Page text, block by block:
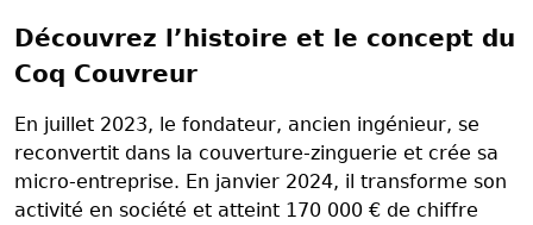
Découvrez l’histoire et le concept du
Coq Couvreur
En juillet 2023, le fondateur, ancien ingénieur, se
reconvertit dans la couverture-zinguerie et crée sa
micro-entreprise. En janvier 2024, il transforme son
activité en société et atteint 170 000 € de chiffre